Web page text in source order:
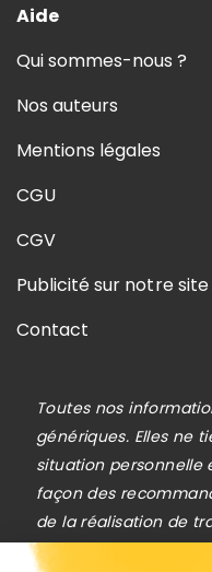
Aide
Qui sommes-nous ?
Nos auteurs
Mentions légales
CGU
CGV
Publicité sur notre site
Contact
Toutes nos
génériques. Elles ne
situation personnelle
façon des
de la réalisation de
assimilées à une